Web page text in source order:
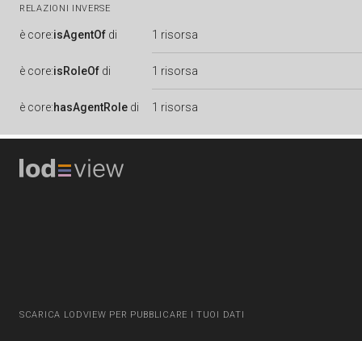
RELAZIONI INVERSE
è core:isAgentOf di 1 risorsa
è core:isRoleOf di 1 risorsa
è core:hasAgentRole di 1 risorsa
SCARICA LODVIEW PER PUBBLICARE I TUOI DATI